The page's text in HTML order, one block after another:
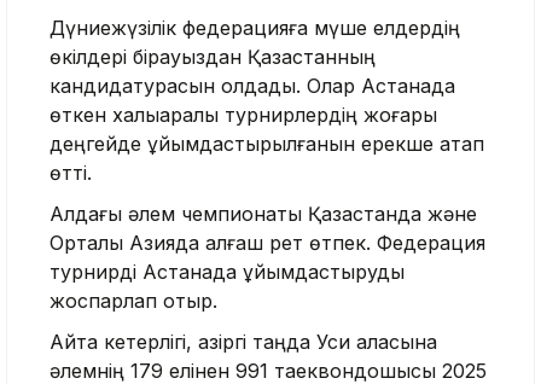
Дүниежүзілік федерацияға мүше елдердің
өкілдері бірауыздан Қазақстанның
кандидатурасын қолдады. Олар Астанада
өткен халықаралық турнирлердің жоғары
деңгейде ұйымдастырылғанын ерекше атап
өтті.
Алдағы әлем чемпионаты Қазақстанда және
Орталық Азияда алғаш рет өтпек. Федерация
турнирді Астанада ұйымдастыруды
жоспарлап отыр.
Айта кетерлігі, қазіргі таңда Уси қаласына
әлемнің 179 елінен 991 таеквондошысы 2025